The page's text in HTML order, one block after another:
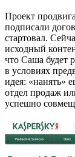
Проект
подписали
стартовал.
исходный
что Саша будет
в условиях
идея: «нанять»
отдел продаж
успешно